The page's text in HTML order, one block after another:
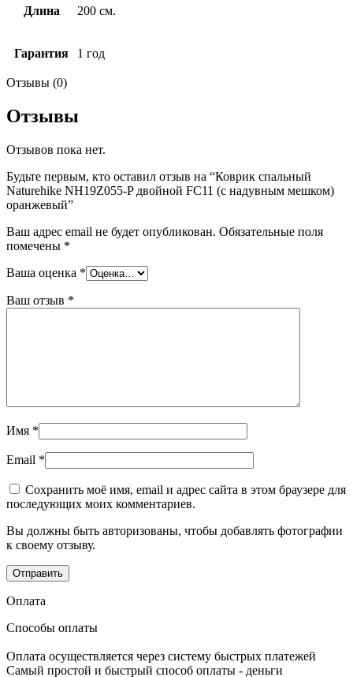
Длина 200 см.
Гарантия 1 год
Отзывы (0)
Отзывы
Отзывов пока нет.
Будьте первым, кто оставил отзыв на “Коврик спальный
Naturehike NH19Z055-P двойной FC11 (с надувным мешком)
оранжевый”
Ваш адрес email не будет опубликован. Обязательные поля
помечены *
Ваша оценка *
Ваш отзыв *
Имя *
Email *
Сохранить моё имя, email и адрес сайта в этом браузере для
последующих моих комментариев.
Вы должны быть авторизованы, чтобы добавлять фотографии
к своему отзыву.
Оплата
Способы оплаты
Оплата осуществляется через систему быстрых платежей
Самый простой и быстрый способ оплаты - деньги